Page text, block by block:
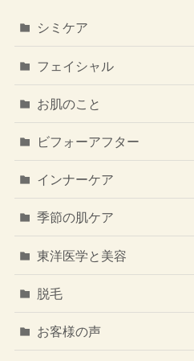
シミケア
フェイシャル
お肌のこと
ビフォーアフター
インナーケア
季節の肌ケア
東洋医学と美容
脱毛
お客様の声